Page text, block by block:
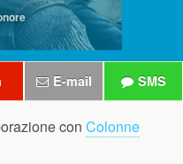
E-mail SMS
con Colonne